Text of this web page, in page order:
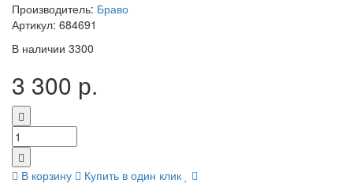
Производитель: Браво
Артикул: 684691
В наличии 3300
3 300 р.
В корзину Купить в один клик